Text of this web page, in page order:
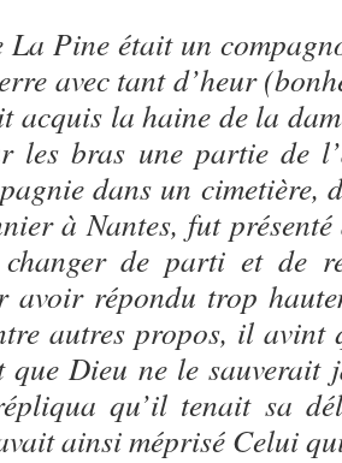
La Pine était un
avec tant d’heur
acquis la haine de la
les bras une partie de
dans un cimetière,
à Nantes, fut
de parti et de
avoir répondu trop
autres propos, il avint
Dieu ne le sauverait
qu’il tenait sa
ainsi méprisé Celui